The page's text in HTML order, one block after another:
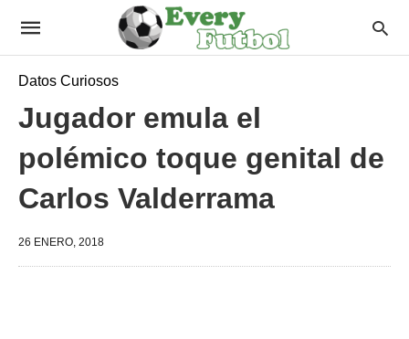
Datos Curiosos
Jugador emula el
polémico toque genital de
Carlos Valderrama
26 ENERO, 2018